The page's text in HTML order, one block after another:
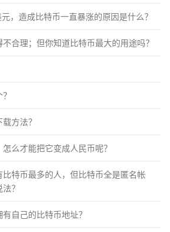
，造成比特币一直暴涨的原因是什么？
合理；但你知道比特币最大的用途吗？
方法？
么才能把它变成人民币呢？
特币最多的人，但比特币全是匿名帐
？
自己的比特币地址？